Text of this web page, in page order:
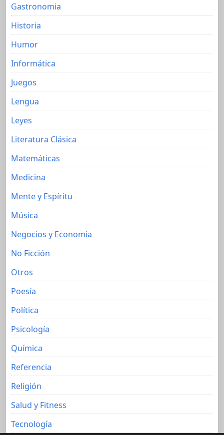
Gastronomia
Historia
Humor
Informática
Juegos
Lengua
Leyes
Literatura Clásica
Matemáticas
Medicina
Mente y Espíritu
Música
Negocios y Economia
No Ficción
Otros
Poesía
Política
Psicología
Química
Referencia
Religión
Salud y Fitness
Tecnología